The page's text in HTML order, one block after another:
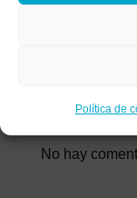
Política de
No hay